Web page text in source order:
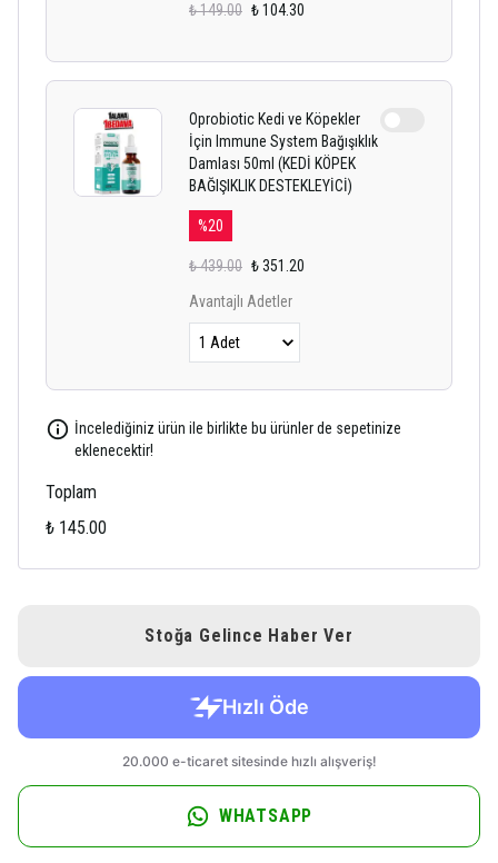
₺ 149.00 ₺ 104.30
Oprobiotic Kedi ve Köpekler
İçin Immune System Bağışıklık
Damlası 50ml (KEDİ KÖPEK
BAĞIŞIKLIK DESTEKLEYİCİ)
%20
₺ 439.00 ₺ 351.20
Avantajlı Adetler
İncelediğiniz ürün ile birlikte bu ürünler de sepetinize
eklenecektir!
Toplam
₺ 145.00
Stoğa Gelince Haber Ver
WHATSAPP